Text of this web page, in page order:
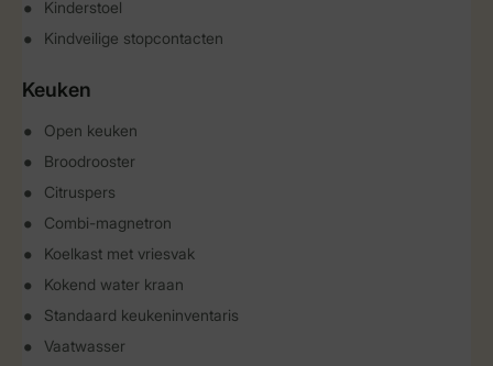
Kinderstoel
Kindveilige stopcontacten
Keuken
Open keuken
Broodrooster
Citruspers
Combi-magnetron
Koelkast met vriesvak
Kokend water kraan
Standaard keukeninventaris
Vaatwasser